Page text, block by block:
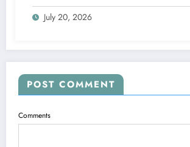
July 20, 2026
POST COMMENT
Comments